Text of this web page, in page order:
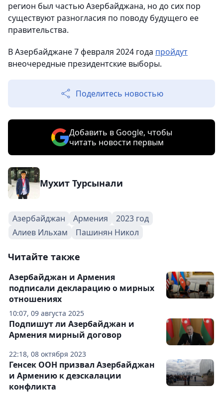
регион был частью Азербайджана, но до сих пор
существуют разногласия по поводу будущего ее
правительства.
В Азербайджане 7 февраля 2024 года пройдут
внеочередные президентские выборы.
Поделитесь новостью
Добавить в Google, чтобы
читать новости первым
Мухит Турсынали
Азербайджан Армения
2023 год
Алиев Ильхам
Пашинян Никол
Читайте также
10:07, 09 августа 2025
Азербайджан и Армения
подписали декларацию о мирных
отношениях
22:18, 08 октября 2023
Подпишут ли Азербайджан и
Армения мирный договор
Генсек ООН призвал Азербайджан
и Армению к деэскалации
конфликта